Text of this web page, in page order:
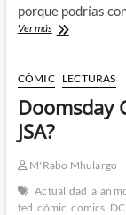
porque podrías
Ver másMi
un
pozo:
La
JSA
regresa…
de
mano
CÓMIC LECTURAS
Doomsday
JSA?
M'Rabo Mhulargo
Actualidad alan
ted cómic comics DC